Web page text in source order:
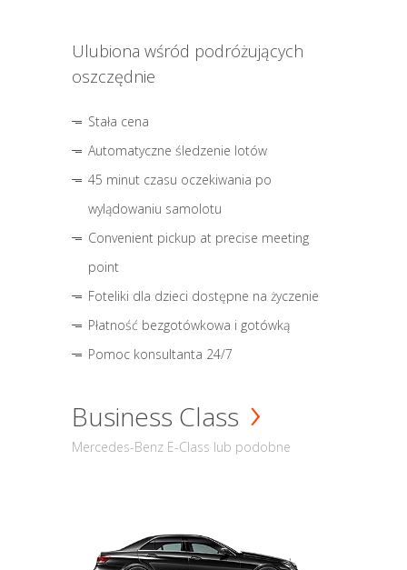
Ulubiona wśród podróżujących
oszczędnie
Stała cena
Automatyczne śledzenie lotów
45 minut czasu oczekiwania po
wylądowaniu samolotu
Convenient pickup at precise meeting
point
Foteliki dla dzieci dostępne na życzenie
Płatność bezgotówkowa i gotówką
Pomoc konsultanta 24/7
Business Class
Mercedes-Benz E-Class lub podobne